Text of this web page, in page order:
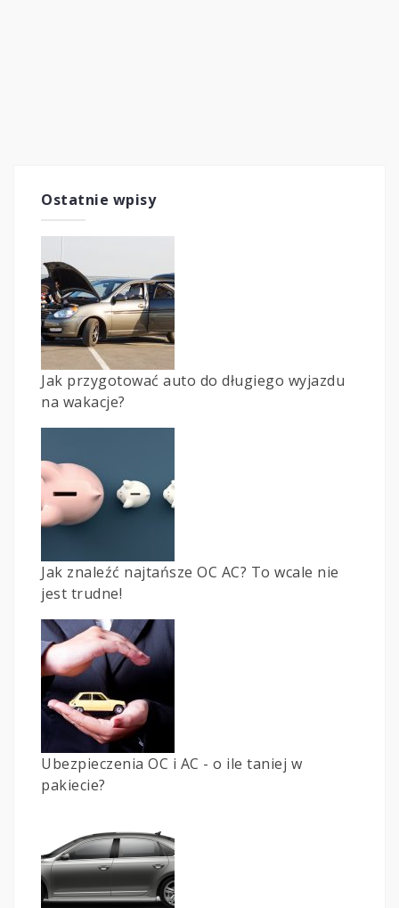
Ostatnie wpisy
Jak przygotować auto do długiego wyjazdu
na wakacje?
Jak znaleźć najtańsze OC AC? To wcale nie
jest trudne!
Ubezpieczenia OC i AC - o ile taniej w
pakiecie?